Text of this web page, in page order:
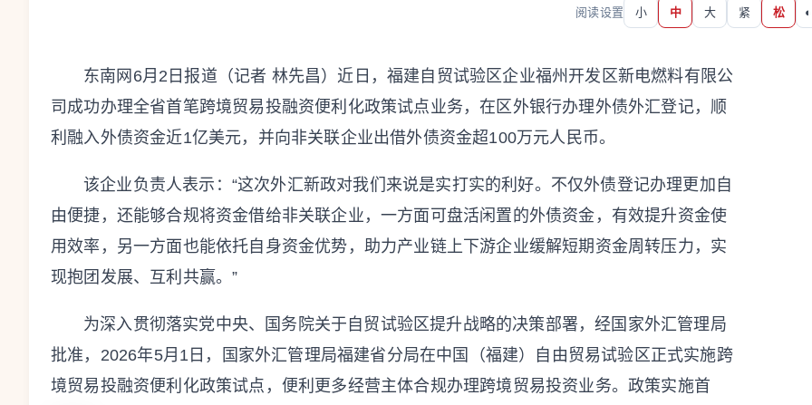
阅读设置 小 中 大 紧 松 ◐
东南网6月2日报道（记者 林先昌）近日，福建自贸试验区企业福州开发区新电燃料有限公
司成功办理全省首笔跨境贸易投融资便利化政策试点业务，在区外银行办理外债外汇登记，顺
利融入外债资金近1亿美元，并向非关联企业出借外债资金超100万元人民币。
该企业负责人表示：“这次外汇新政对我们来说是实打实的利好。不仅外债登记办理更加自
由便捷，还能够合规将资金借给非关联企业，一方面可盘活闲置的外债资金，有效提升资金使
用效率，另一方面也能依托自身资金优势，助力产业链上下游企业缓解短期资金周转压力，实
现抱团发展、互利共赢。”
为深入贯彻落实党中央、国务院关于自贸试验区提升战略的决策部署，经国家外汇管理局
批准，2026年5月1日，国家外汇管理局福建省分局在中国（福建）自由贸易试验区正式实施跨
境贸易投融资便利化政策试点，便利更多经营主体合规办理跨境贸易投资业务。政策实施首